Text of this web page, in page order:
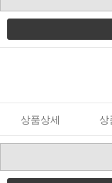
상품상세 상